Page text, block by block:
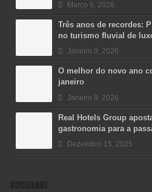
Março 6, 2026
Três anos de recordes:
no turismo fluvial de
Janeiro 9, 2026
O melhor do novo ano
janeiro
Janeiro 9, 2026
Real Hotels Group
gastronomia para a
Dezembro 15, 2025
SOCIEDADE